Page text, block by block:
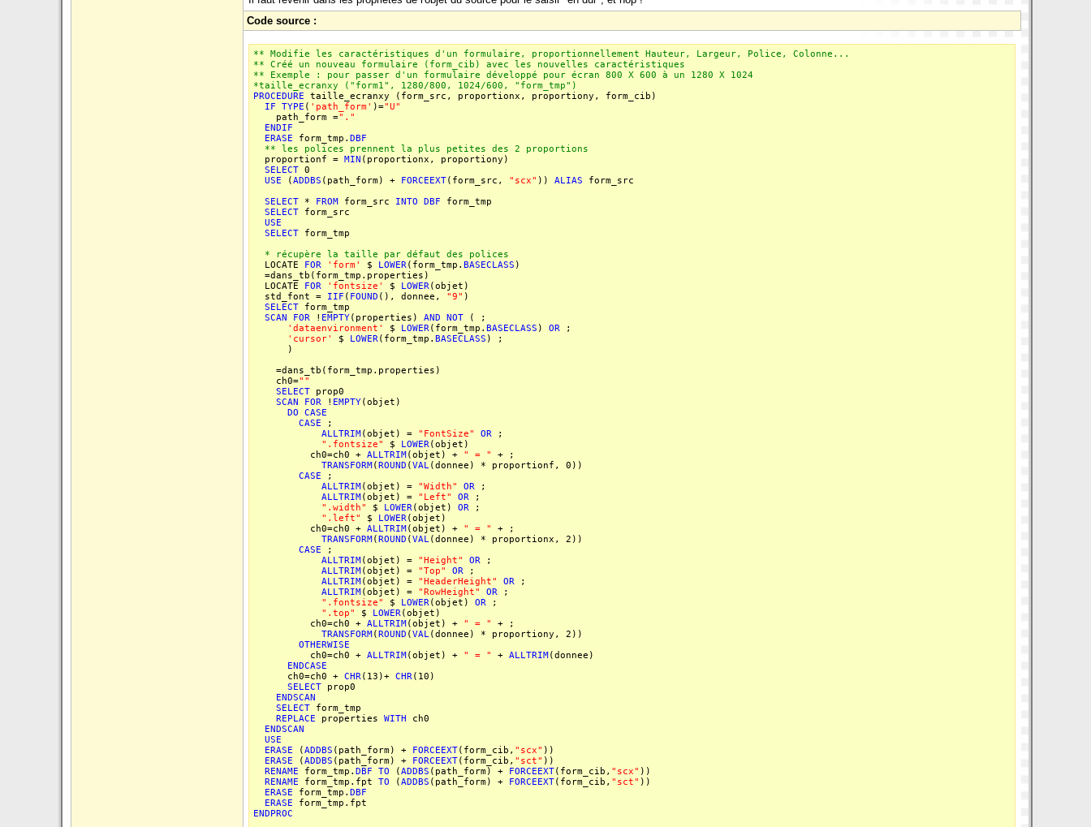
Code source :
** Modifie les caractéristiques d'un formulaire, proportionnellement Hauteur, Largeur, Police, Colonne...
** Créé un nouveau formulaire (form_cib) avec les nouvelles caractéristiques
** Exemple : pour passer d'un formulaire développé pour écran 800 X 600 à un 1280 X 1024
*taille_ecranxy ("form1", 1280/800, 1024/600, "form_tmp")
PROCEDURE taille_ecranxy (form_src, proportionx, proportiony, form_cib)
IF
TYPE ( 'path_form' )="U"
path_form ="."
ENDIF
ERASE form_tmp. DBF
** les polices prennent la plus petites des 2 proportions
proportionf = MIN (proportionx, proportiony)
SELECT 0
USE (ADDBS (path_form) + FORCEEXT(form_src, "scx" )) ALIAS form_src
SELECT * FROM form_src INTO DBF form_tmp
SELECT form_src
USE
SELECT form_tmp
* récupère la taille par défaut des polices
LOCATE FOR 'form' $ LOWER(form_tmp. BASECLASS )
=dans_tb(form_tmp.properties)
LOCATE FOR 'fontsize' $ LOWER(objet)
std_font = IIF ( FOUND (), donnee, "9" )
SELECT form_tmp
SCAN
FOR ! EMPTY(properties) AND NOT ( ;
'dataenvironment'
$ LOWER(form_tmp. BASECLASS ) OR ;
'cursor'
$ LOWER(form_tmp. BASECLASS ) ;
)
=dans_tb(form_tmp.properties)
ch0=""
SELECT prop0
SCAN
FOR ! EMPTY(objet)
DO
CASE
CASE ;
ALLTRIM(objet) = "FontSize" OR ;
".fontsize"
$ LOWER(objet)
ch0=ch0 + ALLTRIM(objet) + " = "
+ ;
TRANSFORM(ROUND (VAL(donnee) * proportionf, 0))
CASE ;
ALLTRIM(objet) = "Width" OR ;
ALLTRIM(objet) = "Left" OR ;
".width"
$ LOWER(objet) OR ;
".left"
$ LOWER(objet)
ch0=ch0 + ALLTRIM(objet) + " = "
+ ;
TRANSFORM(ROUND (VAL(donnee) * proportionx, 2))
CASE ;
ALLTRIM(objet) = "Height" OR ;
ALLTRIM(objet) = "Top" OR ;
ALLTRIM(objet) = "HeaderHeight" OR ;
ALLTRIM(objet) = "RowHeight" OR ;
".fontsize"
$ LOWER(objet) OR ;
".top"
$ LOWER(objet)
ch0=ch0 + ALLTRIM(objet) + " = "
+ ;
TRANSFORM(ROUND (VAL(donnee) * proportiony, 2))
OTHERWISE
ch0=ch0 + ALLTRIM(objet) + " = " + ALLTRIM(donnee)
ENDCASE
ch0=ch0 + CHR(13)+ CHR(10)
SELECT prop0
ENDSCAN
SELECT form_tmp
REPLACE properties WITH ch0
ENDSCAN
USE
ERASE (ADDBS (path_form) + FORCEEXT(form_cib, "scx" ))
ERASE (ADDBS (path_form) + FORCEEXT(form_cib, "sct" ))
RENAME form_tmp. DBF TO (ADDBS (path_form) + FORCEEXT(form_cib, "scx" ))
RENAME form_tmp.fpt TO (ADDBS (path_form) + FORCEEXT(form_cib, "sct" ))
ERASE form_tmp. DBF
ERASE form_tmp.fpt
ENDPROC